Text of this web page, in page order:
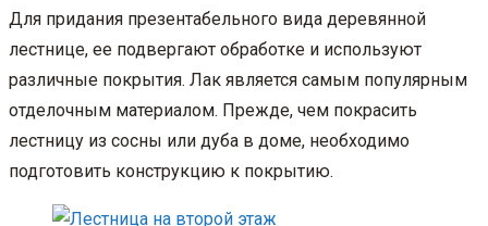
Для придания презентабельного вида деревянной
лестнице, ее подвергают обработке и используют
различные покрытия. Лак является самым популярным
отделочным материалом. Прежде, чем покрасить
лестницу из сосны или дуба в доме, необходимо
подготовить конструкцию к покрытию.